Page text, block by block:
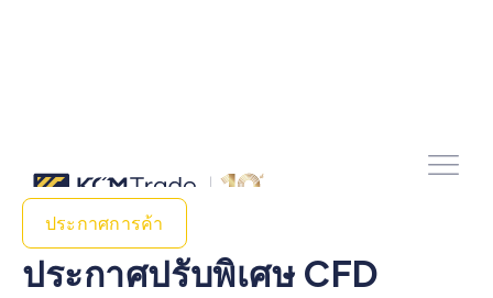
ประกาศการค้า
ประกาศปรับพิเศษ CFD